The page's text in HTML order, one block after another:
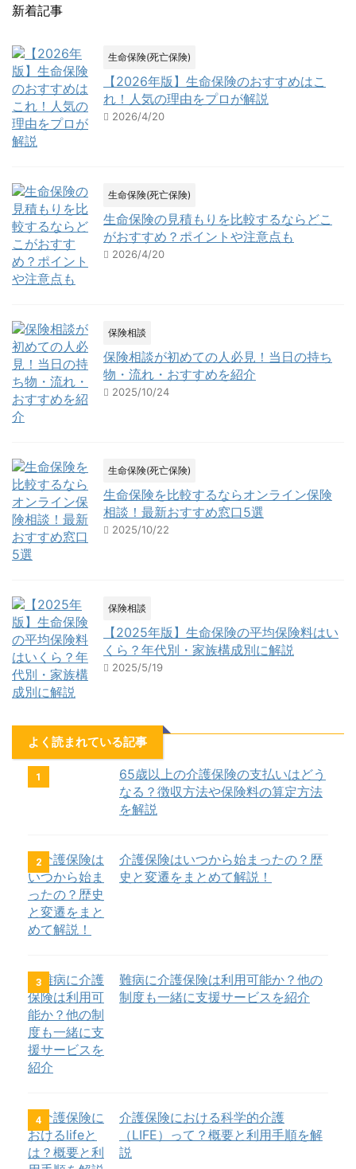
新着記事
生命保険(死亡保険)
【2026年版】生命保険のおすすめはこ
れ！人気の理由をプロが解説
2026/4/20
生命保険(死亡保険)
生命保険の見積もりを比較するならどこ
がおすすめ？ポイントや注意点も
2026/4/20
保険相談
保険相談が初めての人必見！当日の持ち
物・流れ・おすすめを紹介
2025/10/24
生命保険(死亡保険)
生命保険を比較するならオンライン保険
相談！最新おすすめ窓口5選
2025/10/22
保険相談
【2025年版】生命保険の平均保険料はい
くら？年代別・家族構成別に解説
2025/5/19
よく読まれている記事
1
65歳以上の介護保険の支払いはどう
なる？徴収方法や保険料の算定方法
を解説
2
介護保険はいつから始まったの？歴
史と変遷をまとめて解説！
3
難病に介護保険は利用可能か？他の
制度も一緒に支援サービスを紹介
4
介護保険における科学的介護
（LIFE）って？概要と利用手順を解
説